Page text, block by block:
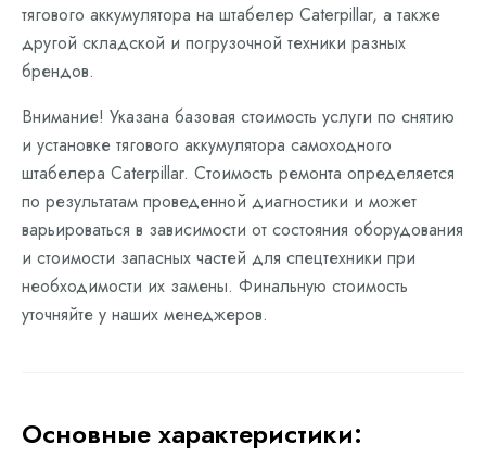
тягового аккумулятора на штабелер Caterpillar, а также
другой складской и погрузочной техники разных
брендов.
Внимание! Указана базовая стоимость услуги по снятию
и установке тягового аккумулятора самоходного
штабелера Caterpillar. Стоимость ремонта определяется
по результатам проведенной диагностики и может
варьироваться в зависимости от состояния оборудования
и стоимости запасных частей для спецтехники при
необходимости их замены. Финальную стоимость
уточняйте у наших менеджеров.
Основные характеристики: